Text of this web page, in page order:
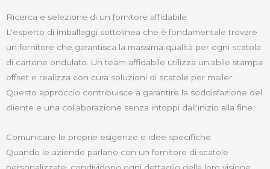
Ricerca e selezione di un fornitore affidabile
L'esperto di imballaggi sottolinea che è fondamentale trovare
un fornitore che garantisca la massima qualità per ogni scatola
di cartone ondulato. Un team affidabile utilizza un'abile stampa
offset e realizza con cura soluzioni di scatole per mailer.
Questo approccio contribuisce a garantire la soddisfazione del
cliente e una collaborazione senza intoppi dall'inizio alla fine.
Comunicare le proprie esigenze e idee specifiche
Quando le aziende parlano con un fornitore di scatole
personalizzate, condividono ogni dettaglio della loro visione